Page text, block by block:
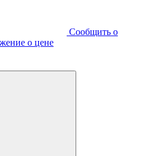
Cообщить о
о цене